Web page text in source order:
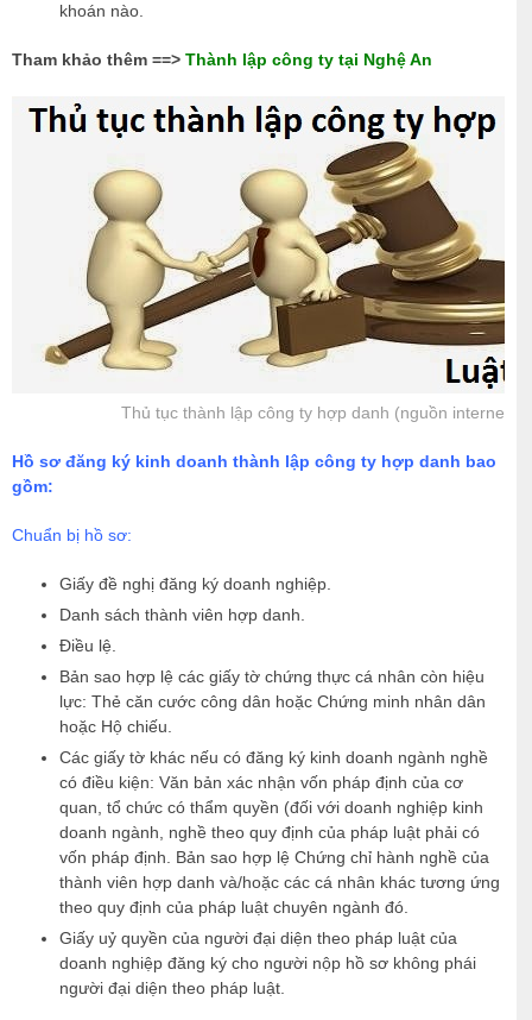
khoán nào.
Tham khảo thêm ==> Thành lập công ty tại Nghệ An
Thủ tục thành lập công ty hợp danh (nguồn internet)
Hồ sơ đăng ký kinh doanh thành lập công ty hợp danh bao
gồm:
Chuẩn bị hồ sơ:
Giấy đề nghị đăng ký doanh nghiệp.
Danh sách thành viên hợp danh.
Điều lệ.
Bản sao hợp lệ các giấy tờ chứng thực cá nhân còn hiệu
lực: Thẻ căn cước công dân hoặc Chứng minh nhân dân
hoặc Hộ chiếu.
Các giấy tờ khác nếu có đăng ký kinh doanh ngành nghề
có điều kiện: Văn bản xác nhận vốn pháp định của cơ
quan, tổ chức có thẩm quyền (đối với doanh nghiệp kinh
doanh ngành, nghề theo quy định của pháp luật phải có
vốn pháp định. Bản sao hợp lệ Chứng chỉ hành nghề của
thành viên hợp danh và/hoặc các cá nhân khác tương ứng
theo quy định của pháp luật chuyên ngành đó.
Giấy uỷ quyền của người đại diện theo pháp luật của
doanh nghiệp đăng ký cho người nộp hồ sơ không phái
người đại diện theo pháp luật.